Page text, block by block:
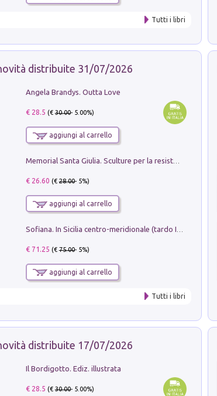
Tutti i libri
distribuite 31/07/2026
Angela Brandys. Outta Love
€ 28.5 (€30.00- 5.00%)
aggiungi al carrello
Memorial Santa Giulia. Sculture per la resistenza Monchio di Palagano
€ 26.60 (€28.00- 5%)
aggiungi al carrello
€ 71.25 (€75.00- 5%)
aggiungi al carrello
Tutti i libri
distribuite 17/07/2026
Il Bordigotto. Ediz. illustrata
€ 28.5 (€30.00- 5.00%)